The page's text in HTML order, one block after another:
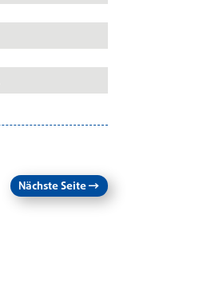
Nächste Seite→